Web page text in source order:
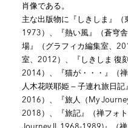
肖像である。
主な出版物に『しきしま』（
1973）、『熱い風』（蒼穹
場』（グラフィカ編集室、
室、2012）、『しきしま 復
2014）、『猫が・・・』（
人木花咲耶姫 — 子連れ旅日記
2016）、『旅人（My
2018）、『旅記』（禅フォ